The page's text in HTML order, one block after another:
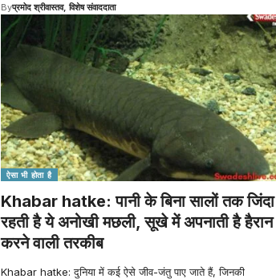
Byप्रमोद श्रीवास्तव, विशेष संवाददाता
ऐसा भी होता है
Khabar hatke: पानी के बिना सालों तक जिंदा
रहती है ये अनोखी मछली, सूखे में अपनाती है हैरान
करने वाली तरकीब
Khabar hatke: दुनिया में कई ऐसे जीव-जंतु पाए जाते हैं, जिनकी